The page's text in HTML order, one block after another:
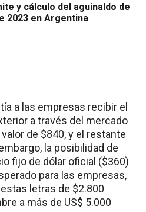
y cálculo del aguinaldo de
2023 en Argentina
a las empresas recibir el
a través del mercado
de $840, y el restante
la posibilidad de
fijo de dólar oficial ($360)
para las empresas,
letras de $2.800
a más de US$ 5.000